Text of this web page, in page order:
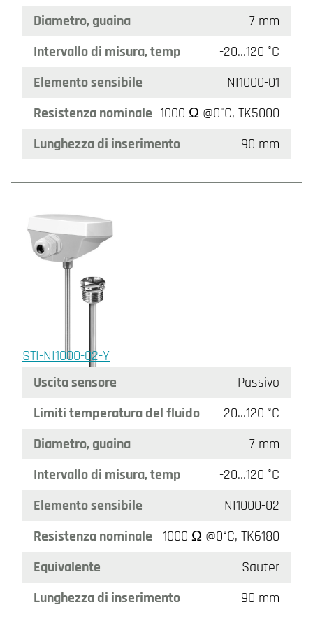
Diametro, guaina
7 mm
Intervallo di misura, temp
-20…120 °C
Elemento sensibile
NI1000-01
Resistenza nominale 1000 Ω @0°C, TK5000
Lunghezza di inserimento
90 mm
STI-NI1000-02-Y
Uscita sensore
Passivo
Limiti temperatura del fluido
-20…120 °C
Diametro, guaina
7 mm
Intervallo di misura, temp
-20…120 °C
Elemento sensibile
NI1000-02
Resistenza nominale
1000 Ω @0°C, TK6180
Equivalente
Sauter
Lunghezza di inserimento
90 mm